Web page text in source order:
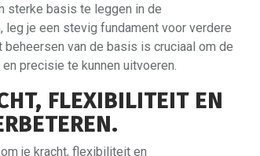
sterke basis te leggen in de
je een stevig fundament voor verdere
van de basis is cruciaal om de
precisie te kunnen uitvoeren.
FLEXIBILITEIT EN
je kracht, flexibiliteit en